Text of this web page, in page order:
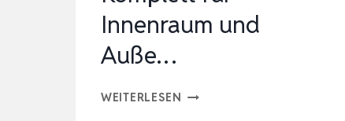
Innenraum und
Auße…
WEITERLESEN 36